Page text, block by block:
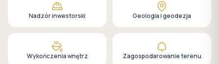
Nadzór inwestorski Geologia i geodezja
Wykończenia wnętrz Zagospodarowanie terenu